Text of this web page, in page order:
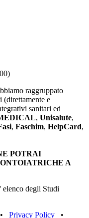
raggruppato
(direttamente e
sanitari ed
, Unisalute,
, Faschim, HelpCard,
POTRAI
A
degli Studi
Privacy Policy •